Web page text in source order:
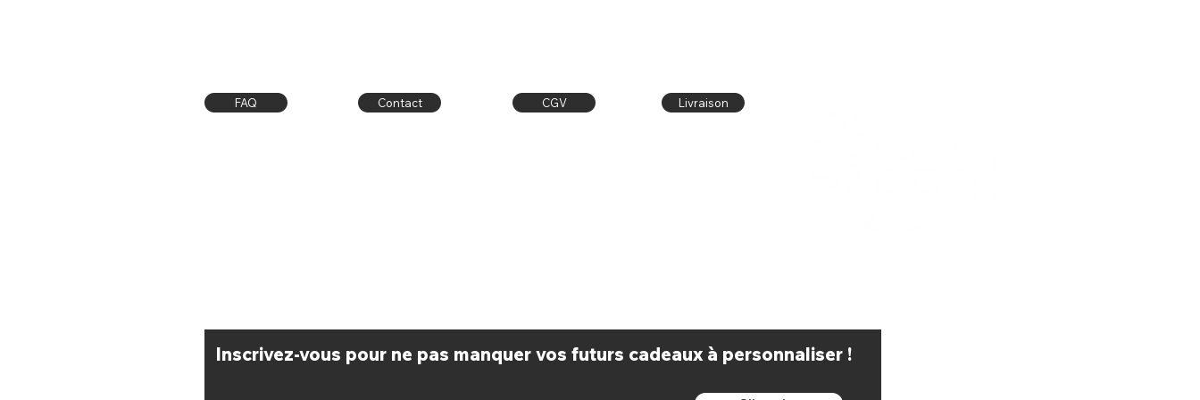
FAQ Contact CGV Livraison
​Inscrivez-vous pour ne pas manquer vos futurs cadeaux à personnaliser !